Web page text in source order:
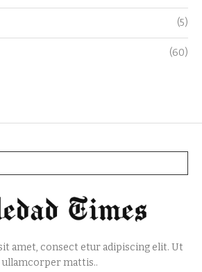
(5)
(60)
amet, consect etur adipiscing elit. Ut
ullamcorper mattis..